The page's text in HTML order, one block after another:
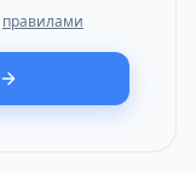
правилами